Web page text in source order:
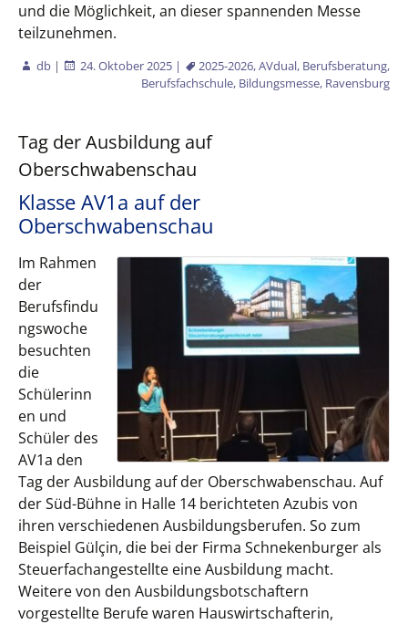
und die Möglichkeit, an dieser spannenden Messe
teilzunehmen.
db | 24. Oktober 2025 | 2025-2026,AVdual, Berufsberatung,
Berufsfachschule, Bildungsmesse, Ravensburg
Tag der Ausbildung auf
Oberschwabenschau
Klasse AV1a auf der
Oberschwabenschau
Im Rahmen
der
Berufsfindu
ngswoche
besuchten
die
Schülerinn
en und
Schüler des
AV1a den
Tag der Ausbildung auf der Oberschwabenschau. Auf
der Süd-Bühne in Halle 14 berichteten Azubis von
ihren verschiedenen Ausbildungsberufen. So zum
Beispiel Gülçin, die bei der Firma Schnekenburger als
Steuerfachangestellte eine Ausbildung macht.
Weitere von den Ausbildungsbotschaftern
vorgestellte Berufe waren Hauswirtschafterin,